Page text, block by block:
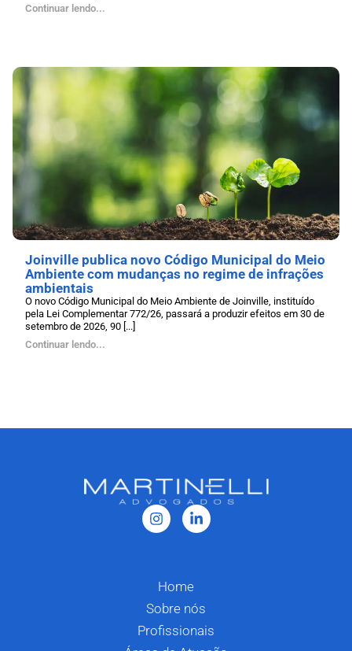
Continuar lendo...
Joinville publica novo Código Municipal do Meio
Ambiente com mudanças no regime de infrações
ambientais
O novo Código Municipal do Meio Ambiente de Joinville, instituído
pela Lei Complementar 772/26, passará a produzir efeitos em 30 de
setembro de 2026, 90 [...]
Continuar lendo...
Home
Sobre nós
Profissionais